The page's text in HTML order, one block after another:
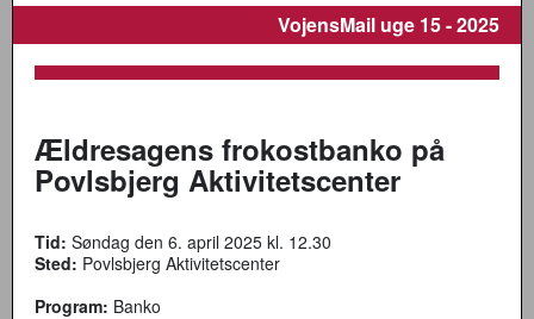
VojensMail uge 15 - 2025
Ældresagens frokostbanko på
Povlsbjerg Aktivitetscenter
Tid: Søndag den 6. april 2025 kl. 12.30
Sted: Povlsbjerg Aktivitetscenter
Program: Banko